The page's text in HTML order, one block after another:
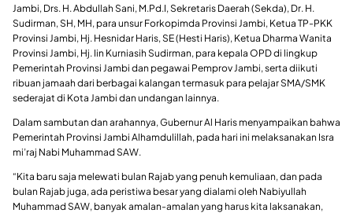
Jambi, Drs. H. Abdullah Sani, M.Pd.I, Sekretaris Daerah (Sekda), Dr. H.
Sudirman, SH, MH, para unsur Forkopimda Provinsi Jambi, Ketua TP-PKK
Provinsi Jambi, Hj. Hesnidar Haris, SE (Hesti Haris), Ketua Dharma Wanita
Provinsi Jambi, Hj. Iin Kurniasih Sudirman, para kepala OPD di lingkup
Pemerintah Provinsi Jambi dan pegawai Pemprov Jambi, serta diikuti
ribuan jamaah dari berbagai kalangan termasuk para pelajar SMA/SMK
sederajat di Kota Jambi dan undangan lainnya.
Dalam sambutan dan arahannya, Gubernur Al Haris menyampaikan bahwa
Pemerintah Provinsi Jambi Alhamdulillah, pada hari ini melaksanakan Isra
mi’raj Nabi Muhammad SAW.
“Kita baru saja melewati bulan Rajab yang penuh kemuliaan, dan pada
bulan Rajab juga, ada peristiwa besar yang dialami oleh Nabiyullah
Muhammad SAW, banyak amalan-amalan yang harus kita laksanakan,